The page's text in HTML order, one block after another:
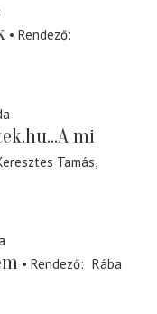
Rendező
mi
Tamás
Rendező
Rába